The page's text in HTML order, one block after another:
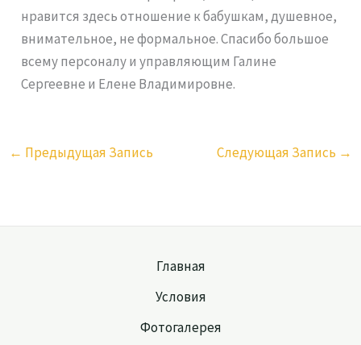
нравится здесь отношение к бабушкам, душевное,
внимательное, не формальное. Спасибо большое
всему персоналу и управляющим Галине
Сергеевне и Елене Владимировне.
← Предыдущая Запись Следующая Запись →
Главная
Условия
Фотогалерея